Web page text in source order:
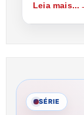
Leia mais...
SÉRIE